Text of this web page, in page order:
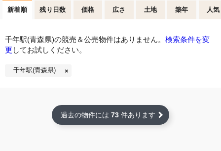
新着順 残り日数 価格 広さ 土地 築年 人気
千年駅(青森県)の競売＆公売物件はありません。 検索条件を変
更 してお試しください。
千年駅(青森県)
過去の物件には 73 件あります